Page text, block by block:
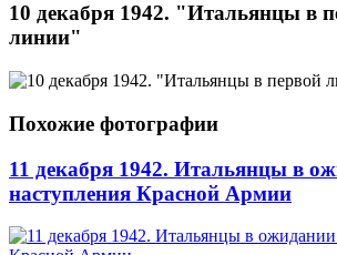
10 декабря 1942. "Итальянцы в
линии"
Похожие фотографии
11 декабря 1942. Итальянцы в
наступления Красной Армии